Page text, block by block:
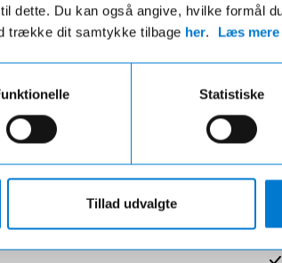
dette. Du kan også angive, hvilke formål
trække dit samtykke tilbage her. Læs mere
Statistiske
Tillad udvalgte
ved godt, hvordan
sine kunder
meste af Danmark, så
ny bil eller et